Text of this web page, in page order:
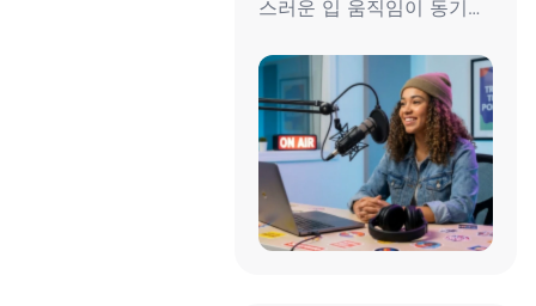
스러운 입 움직임이 동기화
합니다.